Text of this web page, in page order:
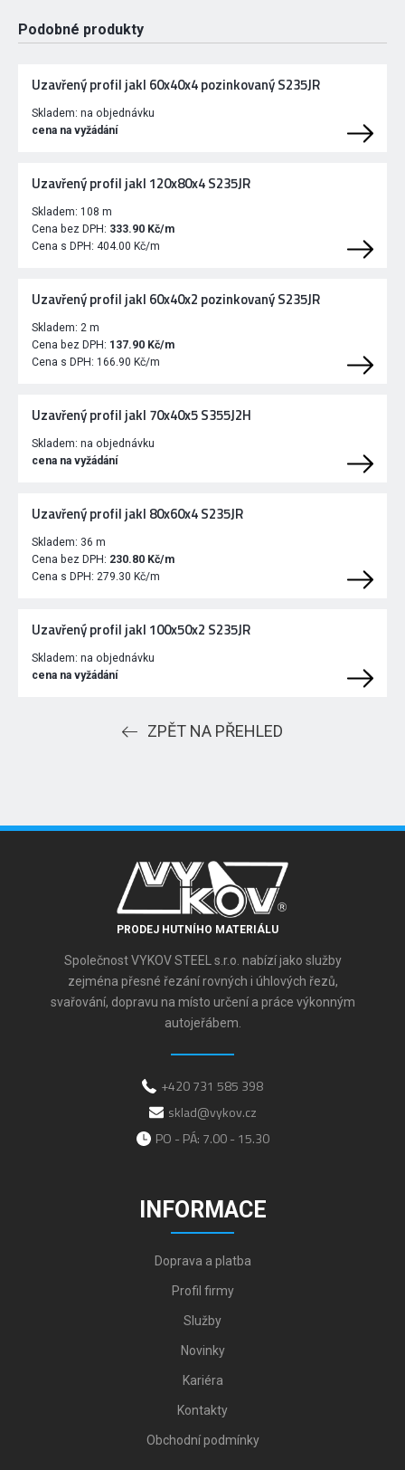
Podobné produkty
Uzavřený profil jakl 60x40x4 pozinkovaný S235JR
Skladem: na objednávku
cena na vyžádání
Uzavřený profil jakl 120x80x4 S235JR
Skladem: 108 m
Cena bez DPH: 333.90 Kč/m
Cena s DPH: 404.00 Kč/m
Uzavřený profil jakl 60x40x2 pozinkovaný S235JR
Skladem: 2 m
Cena bez DPH: 137.90 Kč/m
Cena s DPH: 166.90 Kč/m
Uzavřený profil jakl 70x40x5 S355J2H
Skladem: na objednávku
cena na vyžádání
Uzavřený profil jakl 80x60x4 S235JR
Skladem: 36 m
Cena bez DPH: 230.80 Kč/m
Cena s DPH: 279.30 Kč/m
Uzavřený profil jakl 100x50x2 S235JR
Skladem: na objednávku
cena na vyžádání
ZPĚT NA PŘEHLED
PRODEJ HUTNÍHO MATERIÁLU
Společnost VYKOV STEEL s.r.o. nabízí jako služby
zejména přesné řezání rovných i úhlových řezů,
svařování, dopravu na místo určení a práce výkonným
autojeřábem.
+420 731 585 398
sklad@vykov.cz
PO - PÁ: 7.00 - 15.30
INFORMACE
Doprava a platba
Profil firmy
Služby
Novinky
Kariéra
Kontakty
Obchodní podmínky